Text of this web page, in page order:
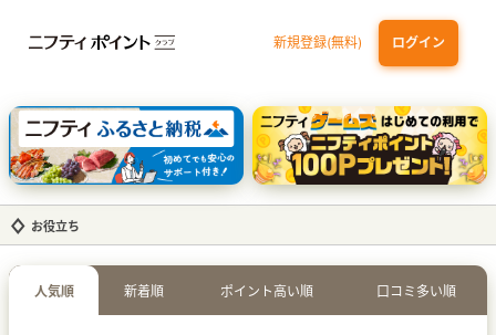
新規登録(無料) ログイン
dカード GOLD 三井住友カード ゴールド（NL）（家族カード発行）
【実質初月無料】DMM | Disney+(ディズニープラス) セットプラン
SBI証券 確定拠出年金（iDeCo）
お役立ち
人気順 新着順 ポイント高い順 口コミ多い順